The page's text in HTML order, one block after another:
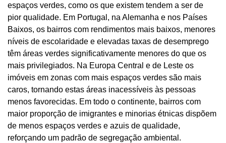
espaços verdes, como os que existem tendem a ser de
pior qualidade. Em Portugal, na Alemanha e nos Países
Baixos, os bairros com rendimentos mais baixos, menores
níveis de escolaridade e elevadas taxas de desemprego
têm áreas verdes significativamente menores do que os
mais privilegiados. Na Europa Central e de Leste os
imóveis em zonas com mais espaços verdes são mais
caros, tornando estas áreas inacessíveis às pessoas
menos favorecidas. Em todo o continente, bairros com
maior proporção de imigrantes e minorias étnicas dispõem
de menos espaços verdes e azuis de qualidade,
reforçando um padrão de segregação ambiental.